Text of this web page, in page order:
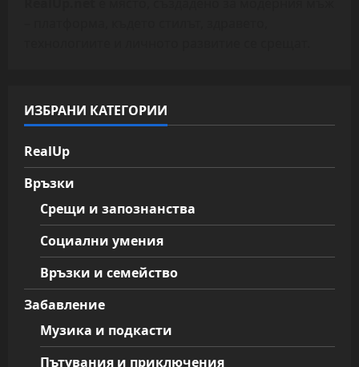
ИЗБРАНИ КАТЕГОРИИ
RealUp
Връзки
Срещи и запознанства
Социални умения
Връзки и семейство
Забавление
Музика и подкасти
Пътувания и приключения